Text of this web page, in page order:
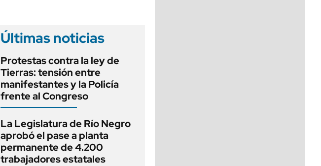
Últimas noticias
Protestas contra la ley de
Tierras: tensión entre
manifestantes y la Policía
frente al Congreso
La Legislatura de Río Negro
aprobó el pase a planta
permanente de 4.200
trabajadores estatales